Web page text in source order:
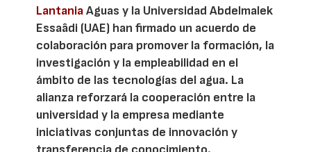
LantaniaAguas y la Universidad Abdelmalek
Essaâdi (UAE) han firmado un acuerdo de
colaboración para promover la formación, la
investigación y la empleabilidad en el
ámbito de las tecnologías del agua. La
alianza reforzará la cooperación entre la
universidad y la empresa mediante
iniciativas conjuntas de innovación y